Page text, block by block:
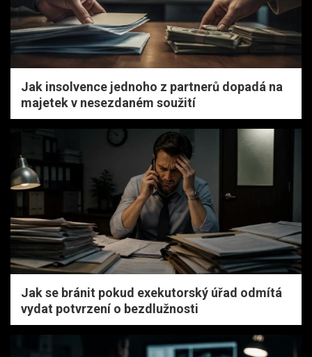
Jak insolvence jednoho z partnerů dopadá na
majetek v nesezdaném soužití
Jak se bránit pokud exekutorský úřad odmítá
vydat potvrzení o bezdlužnosti